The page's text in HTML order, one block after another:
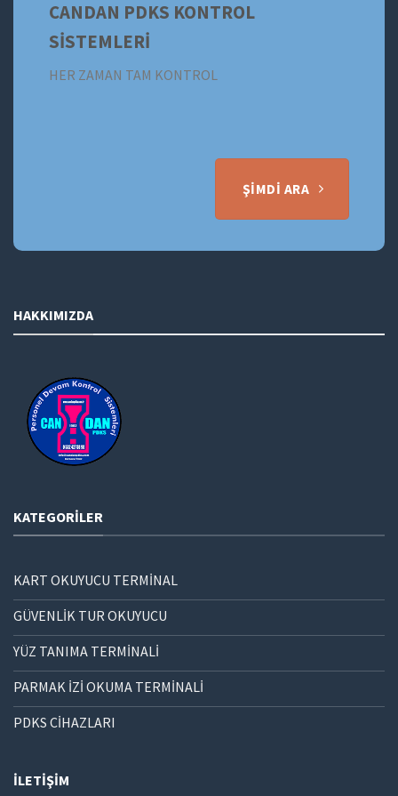
CANDAN PDKS KONTROL
SİSTEMLERİ
HER ZAMAN TAM KONTROL
ŞIMDI ARA
HAKKIMIZDA
KATEGORILER
KART OKUYUCU TERMİNAL
GÜVENLİK TUR OKUYUCU
YÜZ TANIMA TERMİNALİ
PARMAK İZİ OKUMA TERMİNALİ
PDKS CİHAZLARI
İLETIŞIM